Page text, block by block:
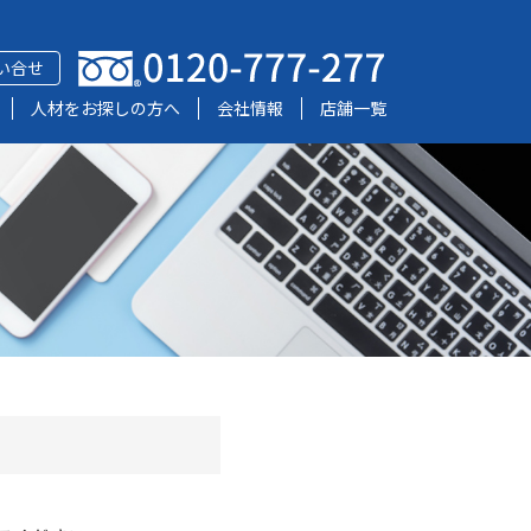
合せ
人材をお探しの方へ 会社情報 店舗一覧